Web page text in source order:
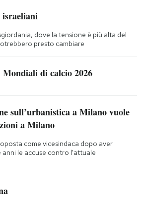
israeliani
dove la tensione è più alta del
presto cambiare
di calcio 2026
sull’urbanistica a Milano vuole
a Milano
come vicesindaca dopo aver
le accuse contro l'attuale